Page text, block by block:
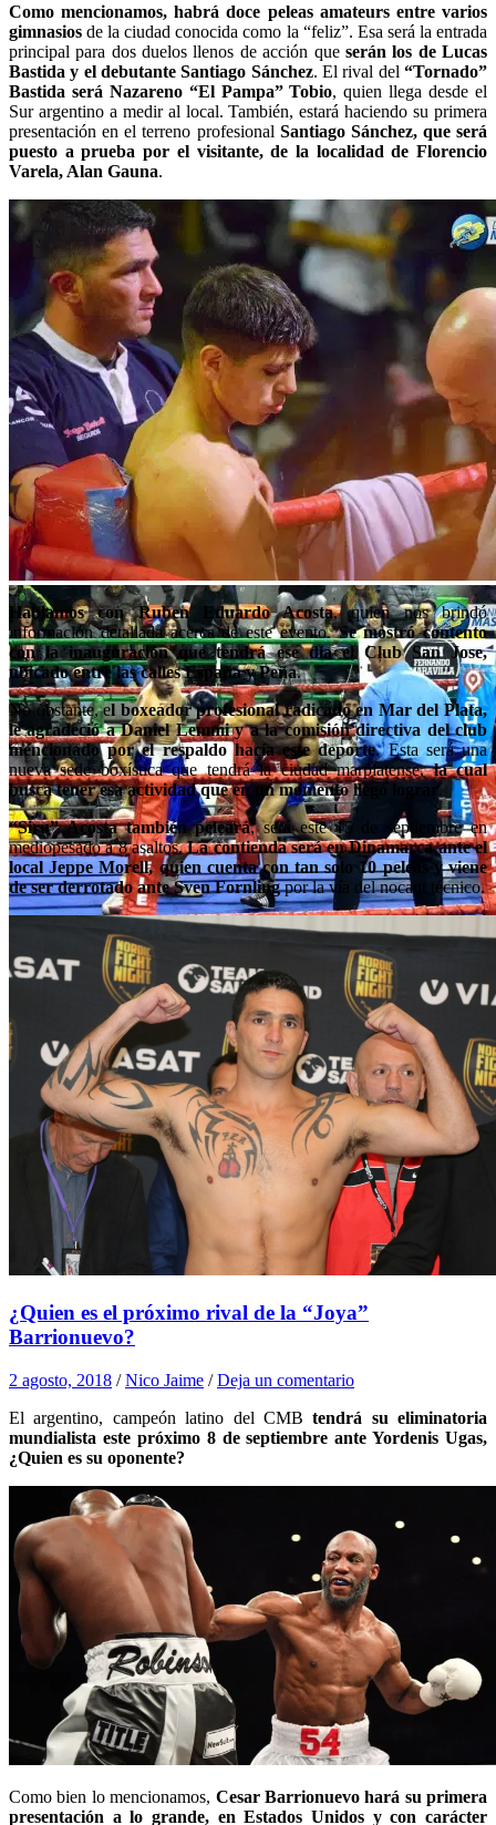
Como mencionamos, habrá doce peleas amateurs entre varios
gimnasios de la ciudad conocida como la “feliz”. Esa será la entrada
principal para dos duelos llenos de acción que serán los de Lucas
Bastida y el debutante Santiago Sánchez. El rival del“Tornado”
Bastida será Nazareno “El Pampa” Tobio, quien llega desde el
Sur argentino a medir al local. También, estará haciendo su primera
presentación en el terreno profesional Santiago Sánchez, que será
puesto a prueba por el visitante, de la localidad de Florencio
Varela, Alan Gauna.
Hablamos con Ruben Eduardo Acosta, quien nos brindó
información detallada acerca de este evento.Se mostró contento
con la inauguración que tendrá ese día el Club San Jose,
ubicado entre las calles España y Peña.
No obstante, el boxeador profesional radicado en Mar del Plata,
le agradeció a Daniel Lemmi y a la comisión directiva del club
mencionado por el respaldo hacía este deporte. Esta será una
nueva sede boxística que tendrá la ciudad marplatense,la cual
busca tener esa actividad que en un momento llegó lograr.
“Siru” Acosta también peleará, será este 15 de septiembre en
mediopesado a 8 asaltos.La contienda será en Dinamarca ante el
local Jeppe Morell, quien cuenta con tan solo 10 peleas y viene
de ser derrotado ante Sven Fornlingpor la vía del nocaut técnico.
¿Quien es el próximo rival de la “Joya”
Barrionuevo?
2 agosto, 2018 /Nico Jaime /Deja un comentario
El argentino, campeón latino del CMBtendrá su eliminatoria
mundialista este próximo 8 de septiembre ante Yordenis Ugas,
¿Quien es su oponente?
Como bien lo mencionamos, Cesar Barrionuevo hará su primera
presentación a lo grande, en Estados Unidos y con carácter